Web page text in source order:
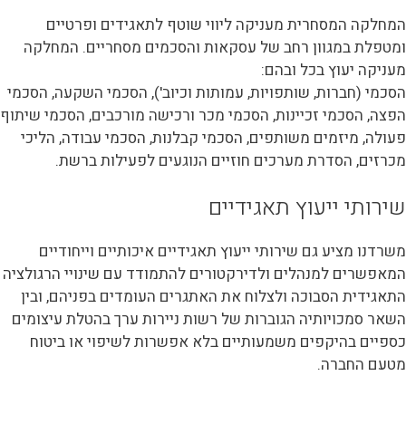
המחלקה המסחרית מעניקה ליווי שוטף לתאגידים ופרטיים
ומטפלת במגוון רחב של עסקאות והסכמים מסחריים. המחלקה
מעניקה יעוץ בכל ובהם:
הסכמי (חברות, שותפויות, עמותות וכיוב'), הסכמי השקעה, הסכמי
הפצה, הסכמי זכיינות, הסכמי מכר ורכישה מורכבים, הסכמי שיתוף
פעולה, מיזמים משותפים, הסכמי קבלנות, הסכמי עבודה, הליכי
מכרזים, הסדרת מערכים חוזיים הנוגעים לפעילות ברשת.
שירותי ייעוץ תאגידיים
משרדנו מציע גם שירותי ייעוץ תאגידיים איכותיים וייחודיים
המאפשרים למנהלים ולדירקטורים להתמודד עם שינויי הרגולציה
התאגידית הסבוכה ולצלוח את האתגרים העומדים בפניהם, ובין
השאר סמכויותיה הגוברות של רשות ניירות ערך בהטלת עיצומים
כספיים בהיקפים משמעותיים בלא אפשרות לשיפוי או ביטוח
מטעם החברה.